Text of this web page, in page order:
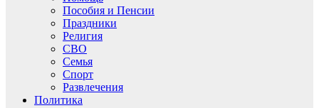
Пособия и Пенсии
Праздники
Религия
СВО
Семья
Спорт
Развлечения
Политика